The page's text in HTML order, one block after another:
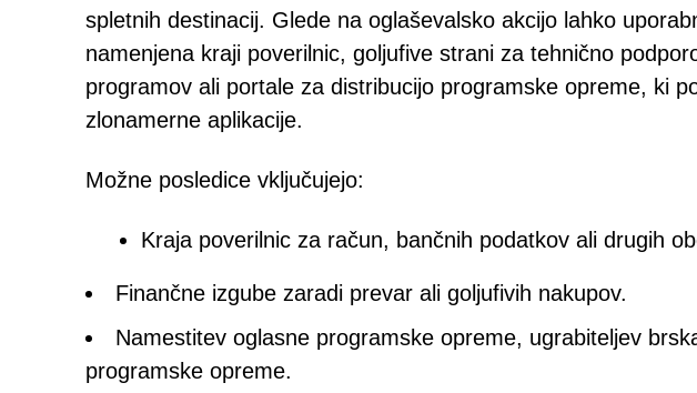
spletnih destinacij. Glede na oglaševalsko akcijo lahko
namenjena kraji poverilnic, goljufive strani za tehnično
programov ali portale za distribucijo programske opreme, ki
zlonamerne aplikacije.
Možne posledice vključujejo:
Kraja poverilnic za račun, bančnih podatkov ali drugih
Finančne izgube zaradi prevar ali goljufivih nakupov.
Namestitev oglasne programske opreme, ugrabiteljev
programske opreme.